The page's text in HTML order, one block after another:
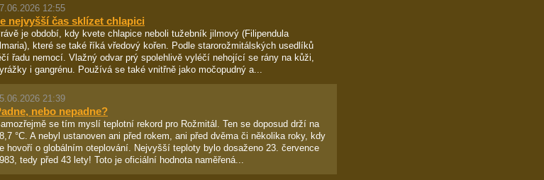
12:55
nejvyšší čas sklízet chlapici
je období, kdy kvete chlapice neboli tužebník jilmový (Filipendula
které se také říká vředový kořen. Podle starorožmitálských usedlíků
řadu nemocí. Vlažný odvar prý spolehlivě vyléčí nehojící se rány na kůži,
i gangrénu. Používá se také vnitřně jako močopudný a...
21:39
nebo nepadne?
se tím myslí teplotní rekord pro Rožmitál. Ten se doposud drží na
°C. A nebyl ustanoven ani před rokem, ani před dvěma či několika roky, kdy
hovoří o globálním oteplování. Nejvyšší teploty bylo dosaženo 23. července
tedy před 43 lety! Toto je oficiální hodnota naměřená...